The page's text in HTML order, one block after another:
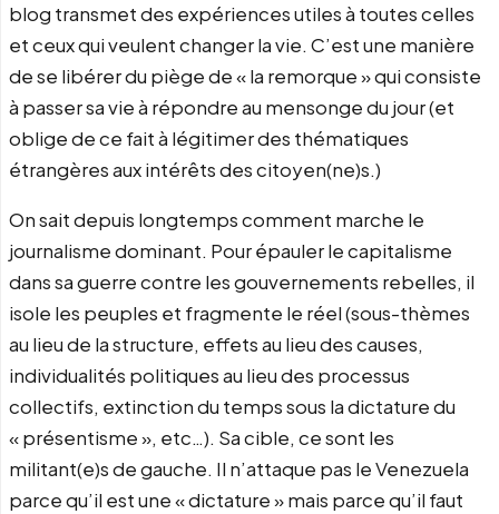
blog transmet des expériences utiles à toutes celles
et ceux qui veulent changer la vie. C’est une manière
de se libérer du piège de « la remorque » qui consiste
à passer sa vie à répondre au mensonge du jour (et
oblige de ce fait à légitimer des thématiques
étrangères aux intérêts des citoyen(ne)s.)
On sait depuis longtemps comment marche le
journalisme dominant. Pour épauler le capitalisme
dans sa guerre contre les gouvernements rebelles, il
isole les peuples et fragmente le réel (sous-thèmes
au lieu de la structure, effets au lieu des causes,
individualités politiques au lieu des processus
collectifs, extinction du temps sous la dictature du
« présentisme », etc…). Sa cible, ce sont les
militant(e)s de gauche. Il n’attaque pas le Venezuela
parce qu’il est une « dictature » mais parce qu’il faut